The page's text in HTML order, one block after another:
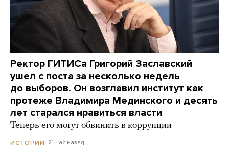
Ректор ГИТИСа Григорий Заславский
ушел с поста за несколько недель
до выборов. Он возглавил институт как
протеже Владимира Мединского и десять
лет старался нравиться власти
Теперь его могут обвинить в коррупции
ИСТОРИИ 21 час назад